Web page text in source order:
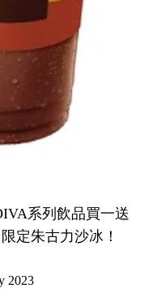
系列飲品買一送
定朱古力沙冰！
2023